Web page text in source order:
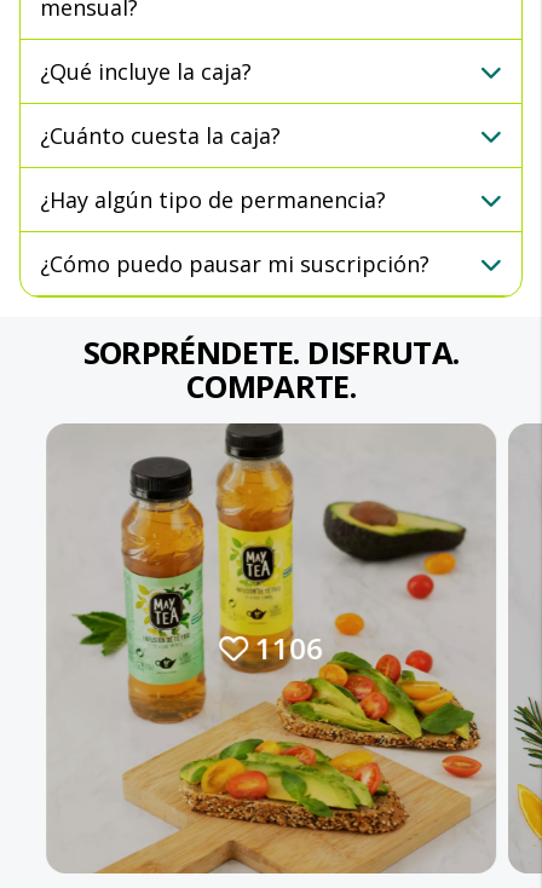
mensual?
¿Qué incluye la caja?
¿Cuánto cuesta la caja?
¿Hay algún tipo de permanencia?
¿Cómo puedo pausar mi suscripción?
SORPRÉNDETE. DISFRUTA.
COMPARTE.
1106